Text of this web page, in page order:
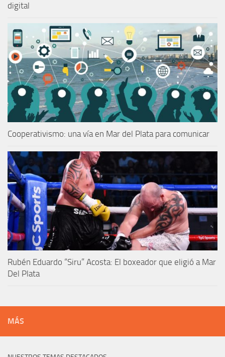
digital
Cooperativismo: una vía en Mar del Plata para comunicar
Rubén Eduardo “Siru” Acosta: El boxeador que eligió a Mar
Del Plata
MÁS